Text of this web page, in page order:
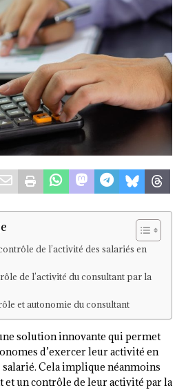
de l’activité des salariés en
de l’activité du consultant par la
et autonomie du consultant
solution innovante qui permet
d’exercer leur activité en
Cela implique néanmoins
et un contrôle de leur activité par la